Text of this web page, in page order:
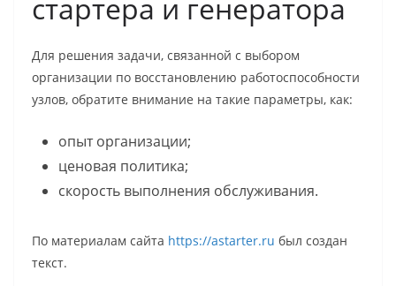
стартера и генератора
Для решения задачи, связанной с выбором
организации по восстановлению работоспособности
узлов, обратите внимание на такие параметры, как:
опыт организации;
ценовая политика;
скорость выполнения обслуживания.
По материалам сайта https://astarter.ru был создан
текст.